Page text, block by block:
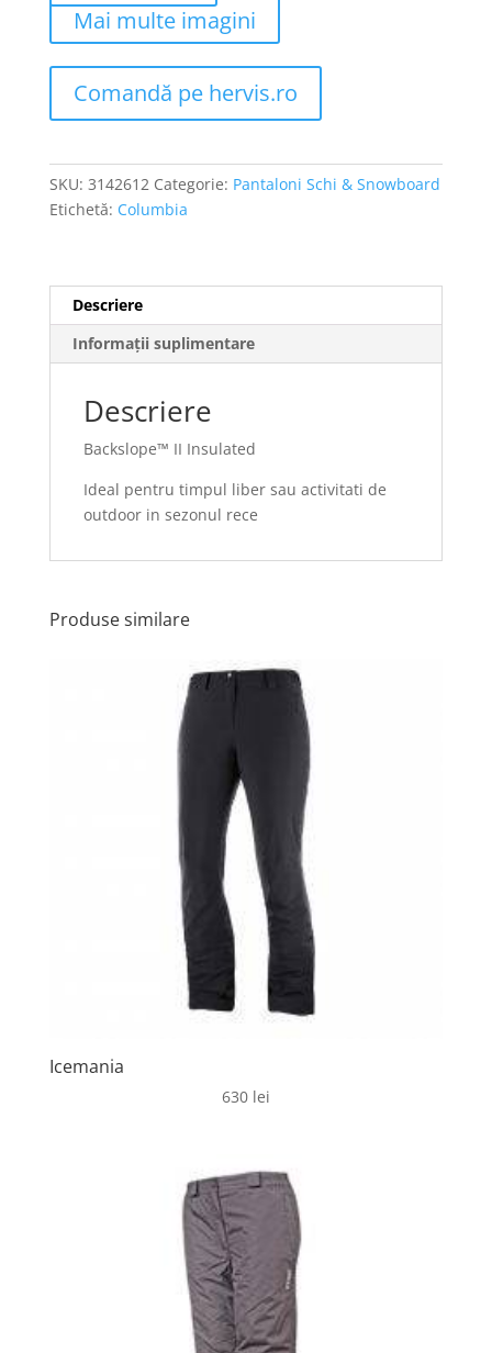
Mai multe imagini
Comandă pe hervis.ro
SKU: 3142612 Categorie: Pantaloni Schi & Snowboard
Etichetă: Columbia
Descriere
Informații suplimentare
Descriere
Backslope™ II Insulated
Ideal pentru timpul liber sau activitati de
outdoor in sezonul rece
Produse similare
Icemania
630 lei